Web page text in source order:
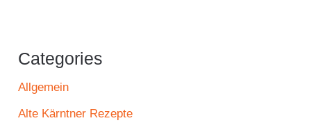
Categories
Allgemein
Alte Kärntner Rezepte